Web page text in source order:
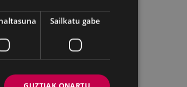
hiriburuan
zuten
berezien
Sailkatu gabe